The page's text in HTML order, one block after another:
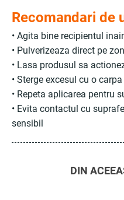
Recomandari de
• Agita bine recipientul
• Pulverizeaza direct pe
• Lasa produsul sa
• Sterge excesul cu o
• Repeta aplicarea pentru
• Evita contactul cu
sensibil
DIN